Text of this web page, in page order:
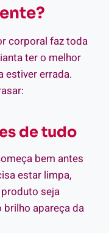
corporal faz toda
ter o melhor
estiver errada.
de tudo
bem antes
estar limpa,
seja
apareça da